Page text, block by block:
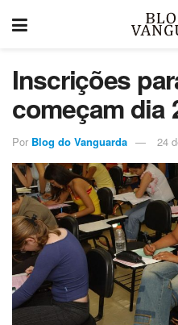
Inscrições
começam dia
Por Blog do Vanguarda 24